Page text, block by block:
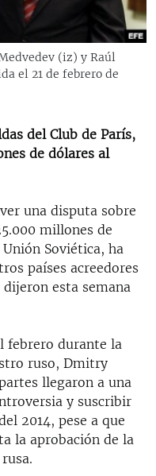
LATINA
(iz) y Raúl
el 21 de febrero de
del Club de París,
de dólares al
una disputa sobre
millones de
Soviética, ha
países acreedores
esta semana
febrero durante la
ruso, Dmitry
llegaron a una
y suscribir
2014, pese a que
la aprobación de la